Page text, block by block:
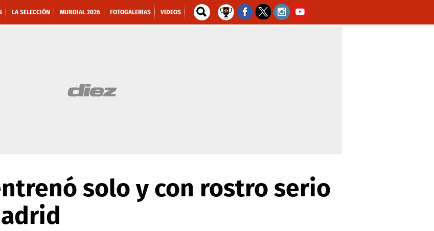
LA SELECCIÓN MUNDIAL 2026 FOTOGALERIAS VIDEOS
solo y con rostro serio